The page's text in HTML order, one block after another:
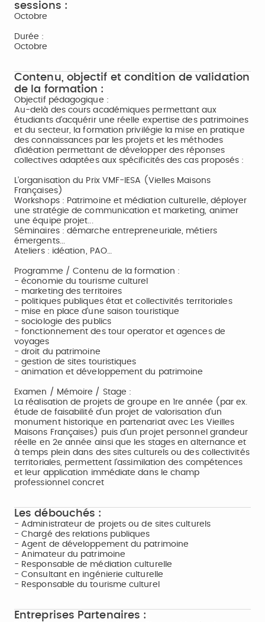
sessions :
Octobre
Durée :
Octobre
Contenu, objectif et condition de validation
de la formation :
Objectif pédagogique :
Au-delà des cours académiques permettant aux
étudiants d’acquérir une réelle expertise des patrimoines
et du secteur, la formation privilégie la mise en pratique
des connaissances par les projets et les méthodes
d'idéation permettant de développer des réponses
collectives adaptées aux spécificités des cas proposés :
L’organisation du Prix VMF-IESA (Vielles Maisons
Françaises)
Workshops : Patrimoine et médiation culturelle, déployer
une stratégie de communication et marketing, animer
une équipe projet...
Séminaires : démarche entrepreneuriale, métiers
émergents...
Ateliers : idéation, PAO…
Programme / Contenu de la formation :
- économie du tourisme culturel
- marketing des territoires
- politiques publiques état et collectivités territoriales
- mise en place d’une saison touristique
- sociologie des publics
- fonctionnement des tour operator et agences de
voyages
- droit du patrimoine
- gestion de sites touristiques
- animation et développement du patrimoine
Examen / Mémoire / Stage :
La réalisation de projets de groupe en 1re année (par ex.
étude de faisabilité d’un projet de valorisation d’un
monument historique en partenariat avec Les Vieilles
Maisons Françaises) puis d’un projet personnel grandeur
réelle en 2e année ainsi que les stages en alternance et
à temps plein dans des sites culturels ou des collectivités
territoriales, permettent l’assimilation des compétences
et leur application immédiate dans le champ
professionnel concret
Les débouchés :
- Administrateur de projets ou de sites culturels
- Chargé des relations publiques
- Agent de développement du patrimoine
- Animateur du patrimoine
- Responsable de médiation culturelle
- Consultant en ingénierie culturelle
- Responsable du tourisme culturel
Entreprises Partenaires :